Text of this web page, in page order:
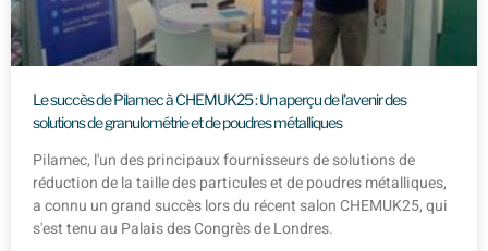
Le succès de Pilamec à CHEMUK25 : Un aperçu de l'avenir des
solutions de granulométrie et de poudres métalliques
Pilamec, l'un des principaux fournisseurs de solutions de
réduction de la taille des particules et de poudres métalliques,
a connu un grand succès lors du récent salon CHEMUK25, qui
s'est tenu au Palais des Congrès de Londres.